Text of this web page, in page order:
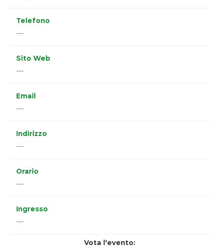
Telefono
---
Sito Web
---
Email
---
Indirizzo
---
Orario
---
Ingresso
---
Vota l'evento: